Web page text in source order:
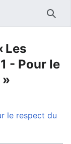
Les
- Pour le
le respect du